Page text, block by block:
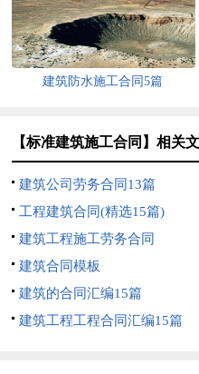
建筑防水施工合同5篇
【标准建筑施工合同】相关
建筑公司劳务合同13篇
工程建筑合同(精选15篇)
建筑工程施工劳务合同
建筑合同模板
建筑的合同汇编15篇
建筑工程工程合同汇编15篇